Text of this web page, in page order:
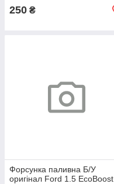
250 ₴
Форсунка паливна Б/У
оригінал Ford 1.5 EcoBoost